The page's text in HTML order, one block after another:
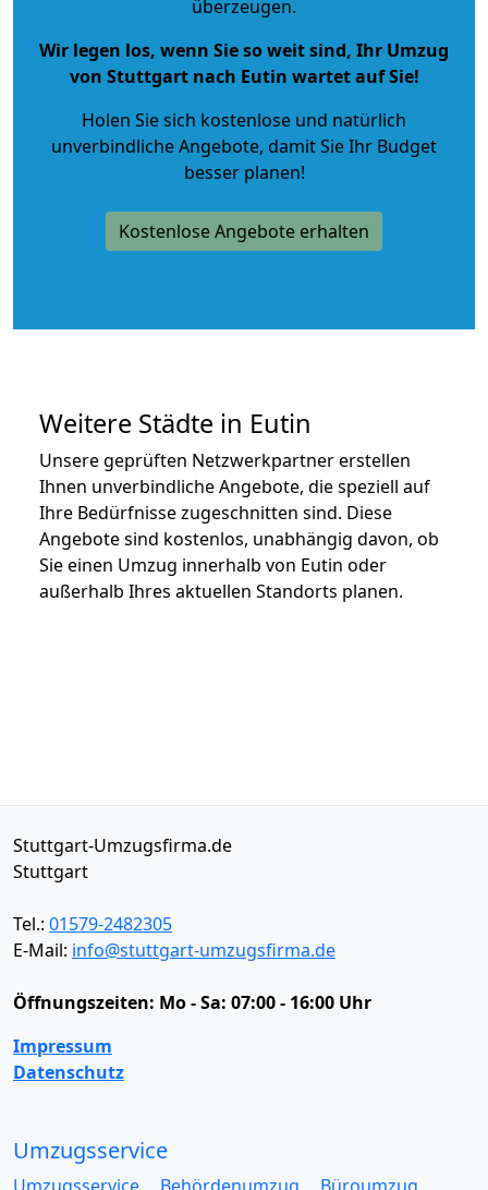
überzeugen.
Wir legen los, wenn Sie so weit sind, Ihr Umzug
von Stuttgart nach Eutin wartet auf Sie!
Holen Sie sich kostenlose und natürlich
unverbindliche Angebote, damit Sie Ihr Budget
besser planen!
Kostenlose Angebote erhalten
Weitere Städte in Eutin
Unsere geprüften Netzwerkpartner erstellen
Ihnen unverbindliche Angebote, die speziell auf
Ihre Bedürfnisse zugeschnitten sind. Diese
Angebote sind kostenlos, unabhängig davon, ob
Sie einen Umzug innerhalb von Eutin oder
außerhalb Ihres aktuellen Standorts planen.
Stuttgart-Umzugsfirma.de
Stuttgart
Tel.: 01579-2482305
E-Mail: info@stuttgart-umzugsfirma.de
Öffnungszeiten: Mo - Sa: 07:00 - 16:00 Uhr
Impressum
Datenschutz
Umzugsservice
Umzugsservice Behördenumzug
Büroumzug